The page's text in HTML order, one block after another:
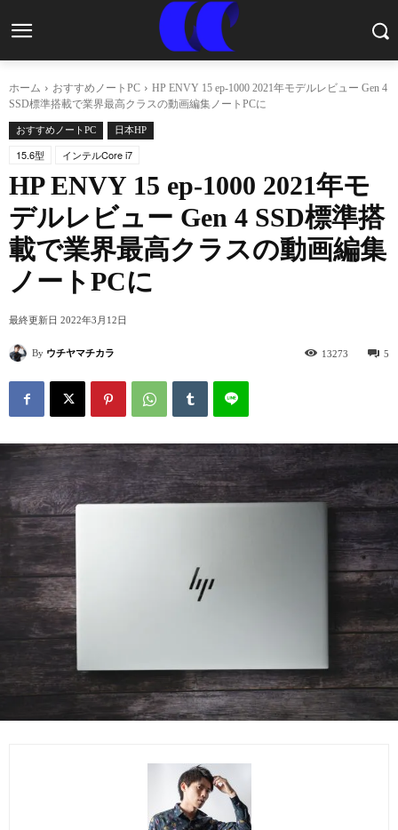
ホーム おすすめノートPC
HP ENVY 15 ep-1000 2021年モデルレビュー Gen 4
SSD標準搭載で業界最高クラスの動画編集ノートPCに
おすすめノートPC 日本HP
15.6型 インテルCore i7
HP ENVY 15 ep-1000 2021年モ
デルレビュー Gen 4 SSD標準搭
載で業界最高クラスの動画編集
ノートPCに
最終更新日 2022年3月12日
By ウチヤマチカラ 5
13273